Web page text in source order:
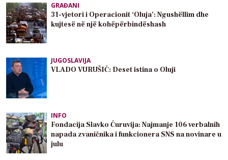
GRAĐANI
31-vjetori i Operacionit ‘Oluja’: Ngushëllim dhe
kujtesë në një kohëpërbindëshash
JUGOSLAVIJA
VLADO VURUŠIĆ: Deset istina o Oluji
INFO
Fondacija Slavko Ćuruvija: Najmanje 106 verbalnih
napada zvaničnika i funkcionera SNS na novinare u
julu